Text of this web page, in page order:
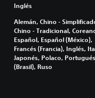
Inglés
Alemán, Chino -
Chino - Tradicional,
Español, Español (México),
Francés (Francia), Inglés,
Japonés, Polaco, Portugués
(Brasil), Ruso